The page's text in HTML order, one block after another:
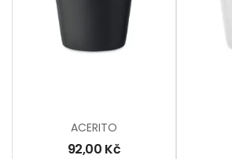
ACERITO
92,00 Kč